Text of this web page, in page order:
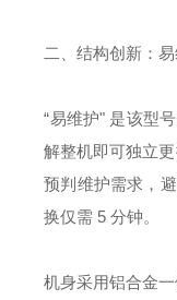
二、结构创新：
“易维护" 是该型
解整机即可独立
预判维护需求，
换仅需 5 分钟。
机身采用铝合金